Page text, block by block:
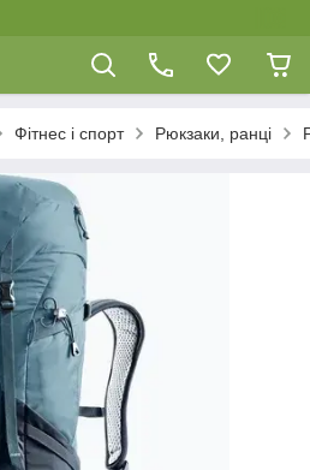
Фітнес і спорт Рюкзаки, ранці